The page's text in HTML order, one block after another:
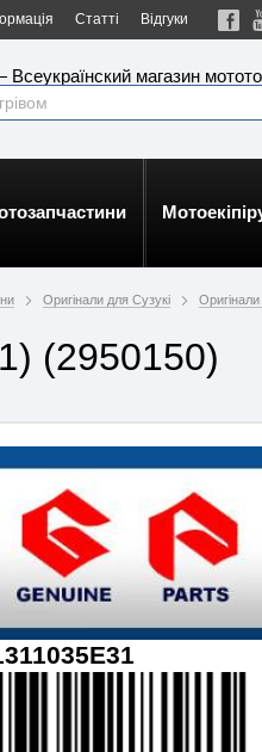
Статті Відгуки
магазин
Оригінали для Сузукі
(2950150)